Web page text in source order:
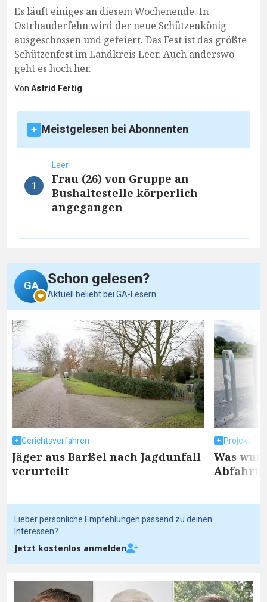
Es läuft einiges an diesem Wochenende. In
Ostrhauderfehn wird der neue Schützenkönig
ausgeschossen und gefeiert. Das Fest ist das größte
Schützenfest im Landkreis Leer. Auch anderswo
geht es hoch her.
VonAstrid Fertig
Meistgelesen bei Abonnenten
1
Leer
Frau (26) von Gruppe an
Bushaltestelle körperlich
angegangen
GA Schon gelesen?
Aktuell beliebt bei GA-Lesern
Gerichtsverfahren
Jäger aus Barßel nach Jagdunfall
verurteilt
Projekt
Was
Abfahrt
Lieber persönliche Empfehlungen passend zu deinen
Interessen?
Jetzt kostenlos anmelden